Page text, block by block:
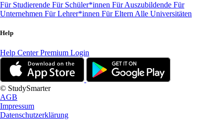
Für Studierende Für Schüler*innen Für Auszubildende Für
Unternehmen Für Lehrer*innen Für Eltern Alle Universitäten
Help
Help CenterPremium Login
© StudySmarter
AGB
Impressum
Datenschutzerklärung